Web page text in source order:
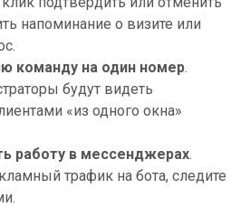
напоминание о визите или
команду на один номер.
будут видеть
«из одного окна»
работу в мессенджерах.
трафик на бота, следите